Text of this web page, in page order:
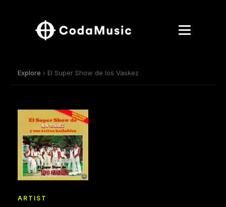
Explore › El Super Show de los Vaskez
ARTIST